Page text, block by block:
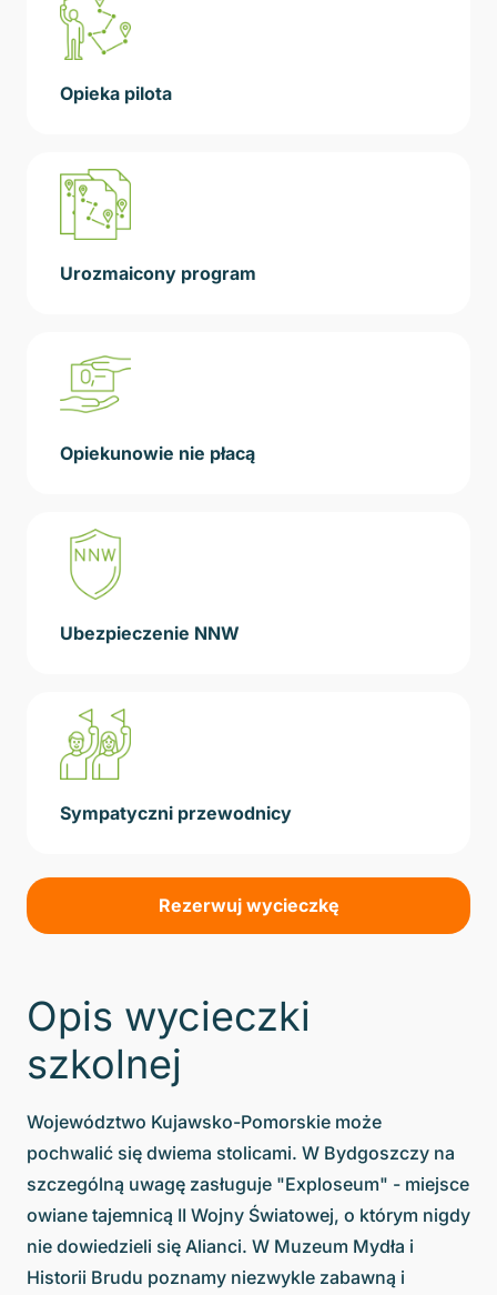
Opieka pilota
Urozmaicony program
Opiekunowie nie płacą
Ubezpieczenie NNW
Sympatyczni przewodnicy
Rezerwuj wycieczkę
Opis wycieczki
szkolnej
Województwo Kujawsko-Pomorskie może
pochwalić się dwiema stolicami. W Bydgoszczy na
szczególną uwagę zasługuje "Exploseum" - miejsce
owiane tajemnicą II Wojny Światowej, o którym nigdy
nie dowiedzieli się Alianci. W Muzeum Mydła i
Historii Brudu poznamy niezwykle zabawną i